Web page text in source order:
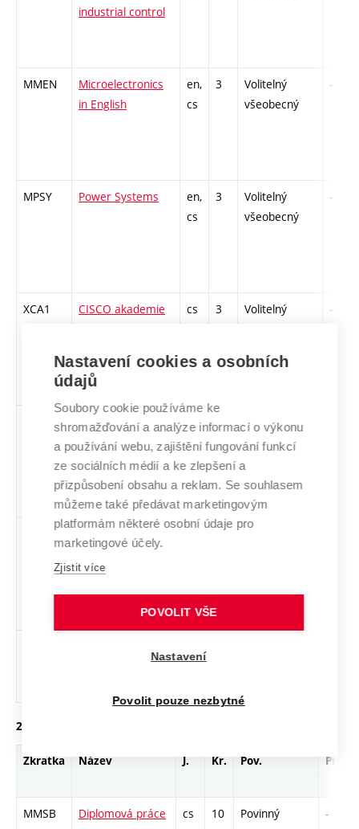
industrial control
MMEN
Microelectronics
in English
en,
cs
3
Volitelný
všeobecný
-
MPSY Power Systems
en,
cs
3
Volitelný
všeobecný
-
XCA1
CISCO akademie
cs 3
Volitelný
-
CISCO akademie
3 - CCNP
Volitelný
všeobecný
5 - CCNP
2. ročník, letní semestr
Zkratka Název J. Kr. Pov. Prof.
MMSB Diplomová práce cs 10 Povinný -
Nastavení cookies a osobních
údajů
Soubory cookie používáme ke
shromažďování a analýze informací o výkonu
a používání webu, zajištění fungování funkcí
ze sociálních médií a ke zlepšení a
přizpůsobení obsahu a reklam. Se souhlasem
můžeme také předávat marketingovým
platformám některé osobní údaje pro
marketingové účely.
Zjistit více
POVOLIT VŠE
Nastavení
Povolit pouze nezbytné